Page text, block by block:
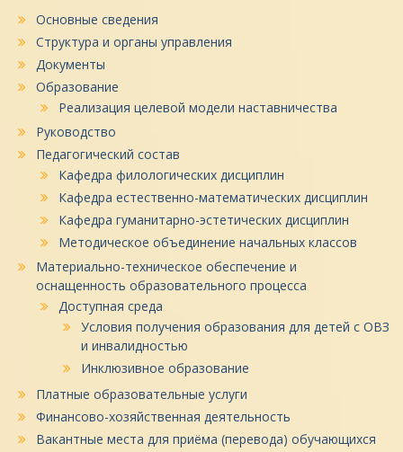
Основные сведения
Структура и органы управления
Документы
Образование
Реализация целевой модели наставничества
Руководство
Педагогический состав
Кафедра филологических дисциплин
Кафедра естественно-математических дисциплин
Кафедра гуманитарно-эстетических дисциплин
Методическое объединение начальных классов
Материально-техническое обеспечение и
оснащенность образовательного процесса
Доступная среда
Условия получения образования для детей с ОВЗ
и инвалидностью
Инклюзивное образование
Платные образовательные услуги
Финансово-хозяйственная деятельность
Вакантные места для приёма (перевода) обучающихся